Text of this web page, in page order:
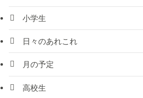
小学生
日々のあれこれ
月の予定
高校生